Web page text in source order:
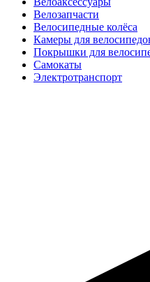
Велозапчасти
Велосипедные колёса
Камеры для
Покрышки для
Самокаты
Электротранспорт